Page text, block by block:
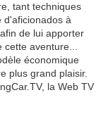
tant techniques
d'aficionados à
de lui apporter
aventure...
économique
plus grand plaisir.
la Web TV